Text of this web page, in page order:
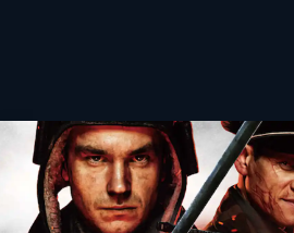
・ライランス
キオガン